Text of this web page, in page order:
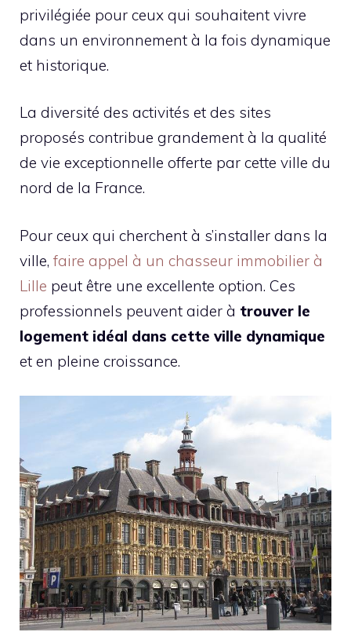
privilégiée pour ceux qui souhaitent vivre
dans un environnement à la fois dynamique
et historique.
La diversité des activités et des sites
proposés contribue grandement à la qualité
de vie exceptionnelle offerte par cette ville du
nord de la France.
Pour ceux qui cherchent à s’installer dans la
ville, faire appel à un chasseur immobilier à
Lille peut être une excellente option. Ces
professionnels peuvent aider à trouver le
logement idéal dans cette ville dynamique
et en pleine croissance.